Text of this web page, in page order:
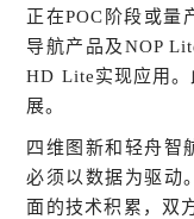
正在POC阶段或量
导航产品及NOP
HD Lite实现应用
展。
四维图新和轻舟智
必须以数据为驱动
面的技术积累，双